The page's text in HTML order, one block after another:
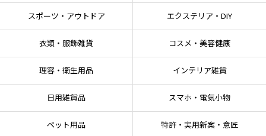
ゴミ受けの内側の面にしっかりと貼り付けます。
〈Bパターン〉
穴の大きいタイプのものは、穴に通し輪っか状にすることで、しっかりと固定
できます。
す。 ネットの余り分は、受け皿に入れます。
＜水漏れを防ぐためには＞
スポーツ・アウトドア エクステリア・DIY
衣類・服飾雑貨 コスメ・美容健康
理容・衛生用品 インテリア雑貨
日用雑貨品 スマホ・電気小物
ペット用品 特許・実用新案・意匠